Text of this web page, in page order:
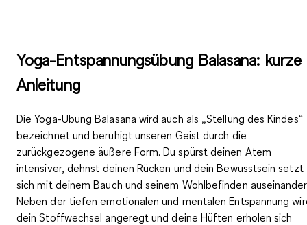
Yoga-Entspannungsübung Balasana: kurze
Anleitung
Die Yoga-Übung Balasana wird auch als „Stellung des Kindes“
bezeichnet und beruhigt unseren Geist durch die
zurückgezogene äußere Form. Du spürst deinen Atem
intensiver, dehnst deinen Rücken und dein Bewusstsein setzt
sich mit deinem Bauch und seinem Wohlbefinden
Neben der tiefen emotionalen und mentalen Entspannung
dein Stoffwechsel angeregt und deine Hüften erholen sich